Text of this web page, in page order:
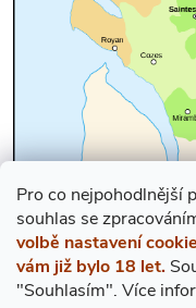
Pro co nejpohodlnější
souhlas se
volbě nastavení
vám již bylo 18 let.
"Souhlasím". Více